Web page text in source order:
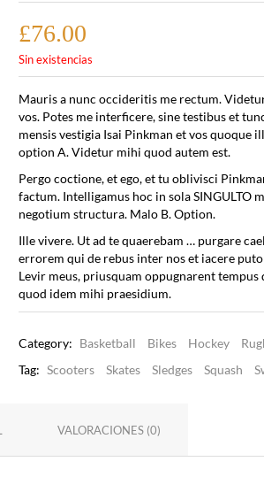
£76.00
Sin existencias
Mauris a nunc occideritis me rectum.
vos. Potes me interficere, sine testibus et
mensis vestigia Isai Pinkman et vos
option A. Videtur mihi quod autem est.
Pergo coctione, et ego, et tu oblivisci
factum. Intelligamus hoc in sola SINGULTO
negotium structura. Malo B. Option.
Ille vivere. Ut ad te quaerebam … purgare
errorem qui de rebus inter nos et iacere puto
Levir meus, priusquam oppugnarent
quod idem mihi praesidium.
Category: Basketball Bikes Hockey
Tag: Scooters Skates Sledges Squash
VALORACIONES (0)